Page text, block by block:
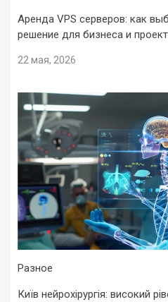
Аренда VPS серверов: как
решение для бизнеса и
22 мая, 2026
Разное
Київ нейрохірургія: високий